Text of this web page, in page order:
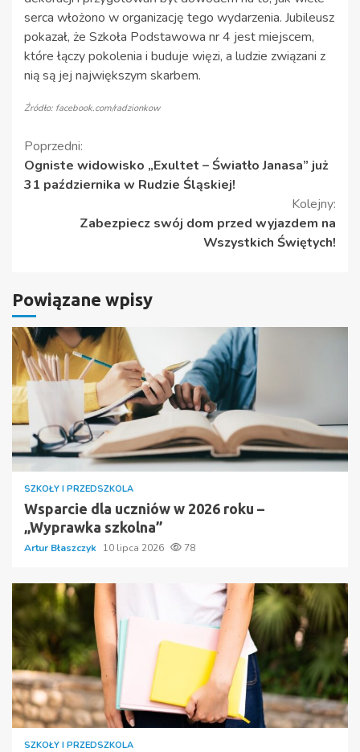
serca włożono w organizację tego wydarzenia. Jubileusz
pokazał, że Szkoła Podstawowa nr 4 jest miejscem,
które łączy pokolenia i buduje więzi, a ludzie związani z
nią są jej największym skarbem.
Źródło: facebook.com/radzionkow
Kontynuuj
czytanie
Poprzedni:
Ogniste widowisko „Exultet – Światło Janasa” już
31 października w Rudzie Śląskiej!
Kolejny:
Zabezpiecz swój dom przed wyjazdem na
Wszystkich Świętych!
Powiązane wpisy
SZKOŁY I PRZEDSZKOLA
Wsparcie dla uczniów w 2026 roku –
„Wyprawka szkolna”
Artur Błaszczyk 10 lipca 2026 78
SZKOŁY I PRZEDSZKOLA